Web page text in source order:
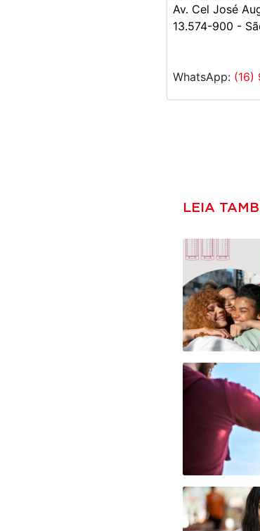
Av. Cel José
13.574-900 -
WhatsApp: (16)
LEIA